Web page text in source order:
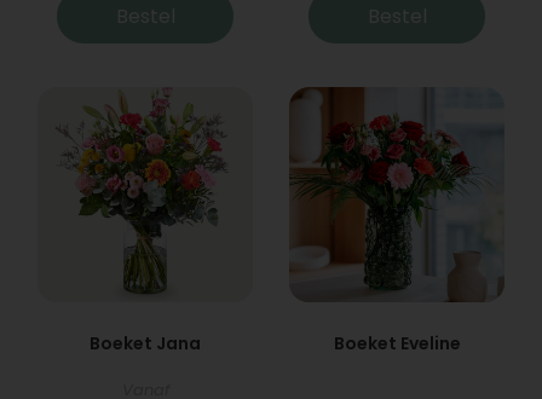
Bestel Bestel
Boeket Jana Boeket Eveline